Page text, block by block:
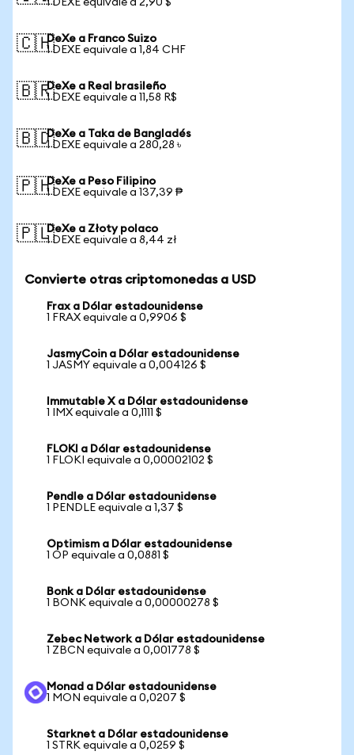
1 DEXE equivale a 2,90 $
🇨🇭DeXe a Franco Suizo
1 DEXE equivale a 1,84 CHF
🇧🇷DeXe a Real brasileño
1 DEXE equivale a 11,58 R$
🇧🇩DeXe a Taka de Bangladés
1 DEXE equivale a 280,28 ৳
🇵🇭DeXe a Peso Filipino
1 DEXE equivale a 137,39 ₱
🇵🇱DeXe a Złoty polaco
1 DEXE equivale a 8,44 zł
Convierte otras criptomonedas a USD
Frax a Dólar estadounidense
1 FRAX equivale a 0,9906 $
JasmyCoin a Dólar estadounidense
1 JASMY equivale a 0,004126 $
Immutable X a Dólar estadounidense
1 IMX equivale a 0,1111 $
FLOKI a Dólar estadounidense
1 FLOKI equivale a 0,00002102 $
Pendle a Dólar estadounidense
1 PENDLE equivale a 1,37 $
Optimism a Dólar estadounidense
1 OP equivale a 0,0881 $
Bonk a Dólar estadounidense
1 BONK equivale a 0,00000278 $
Zebec Network a Dólar estadounidense
1 ZBCN equivale a 0,001778 $
Monad a Dólar estadounidense
1 MON equivale a 0,0207 $
Starknet a Dólar estadounidense
1 STRK equivale a 0,0259 $